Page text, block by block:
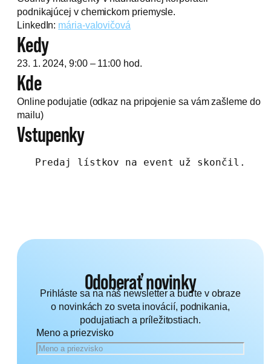
podnikajúcej v chemickom priemysle.
LinkedIn: mária-valovičová
Kedy
23. 1. 2024, 9:00 – 11:00 hod.
Kde
Online podujatie (odkaz na pripojenie sa vám zašleme do
mailu)
Vstupenky
Predaj lístkov na event už skončil.
Odoberať novinky
Prihláste sa na náš newsletter a buďte v obraze
o novinkách zo sveta inovácií, podnikania,
podujatiach a príležitostiach.
Meno a priezvisko